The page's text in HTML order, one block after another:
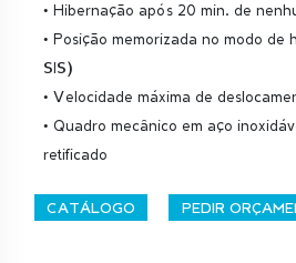
• Hibernação após 20 min. de
• Posição memorizada no modo de
SIS)
• Velocidade máxima de
• Quadro mecânico em aço
retificado
CATÁLOGO PEDIR